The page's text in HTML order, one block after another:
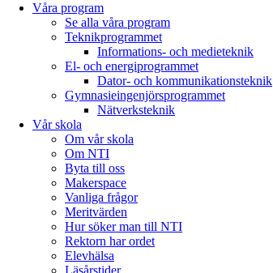
Våra program
Se alla våra program
Teknikprogrammet
Informations- och medieteknik
El- och energiprogrammet
Dator- och kommunikationsteknik
Gymnasieingenjörsprogrammet
Nätverksteknik
Vår skola
Om vår skola
Om NTI
Byta till oss
Makerspace
Vanliga frågor
Meritvärden
Hur söker man till NTI
Rektorn har ordet
Elevhälsa
Läsårstider